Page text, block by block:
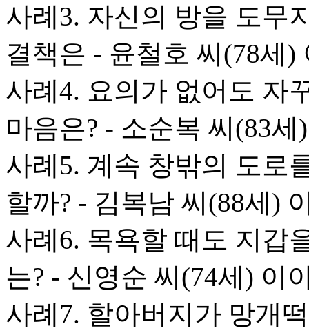
사례3. 자신의 방을 도무
결책은 - 윤철호 씨(78세)
사례4. 요의가 없어도 자
마음은? - 소순복 씨(83세
사례5. 계속 창밖의 도로
할까? - 김복남 씨(88세)
사례6. 목욕할 때도 지갑
는? - 신영순 씨(74세) 이
사례7. 할아버지가 망개